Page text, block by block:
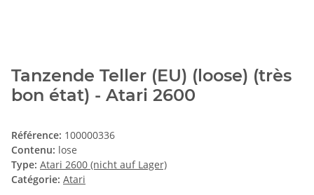
Tanzende Teller (EU) (loose) (très
bon état) - Atari 2600
Référence: 100000336
Contenu: lose
Type: Atari 2600 (nicht auf Lager)
Catégorie: Atari